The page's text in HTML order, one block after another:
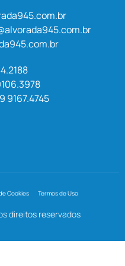
9167.4745
Cookies Termos de Uso
direitos reservados